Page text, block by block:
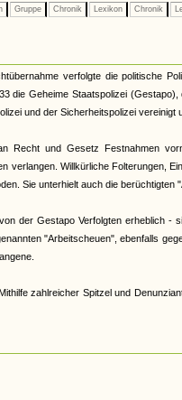
Gruppe Chronik Lexikon Chronik
verfolgte die politische
die Geheime Staatspolizei
und der Sicherheitspolizei
Recht und Gesetz Festnahmen
verlangen. Willkürliche Folterungen,
Sie unterhielt auch die berüchtigten
der Gestapo Verfolgten erheblich -
"Arbeitscheuen", ebenfalls
zahlreicher Spitzel und